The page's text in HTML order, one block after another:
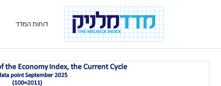
דוחות המדד